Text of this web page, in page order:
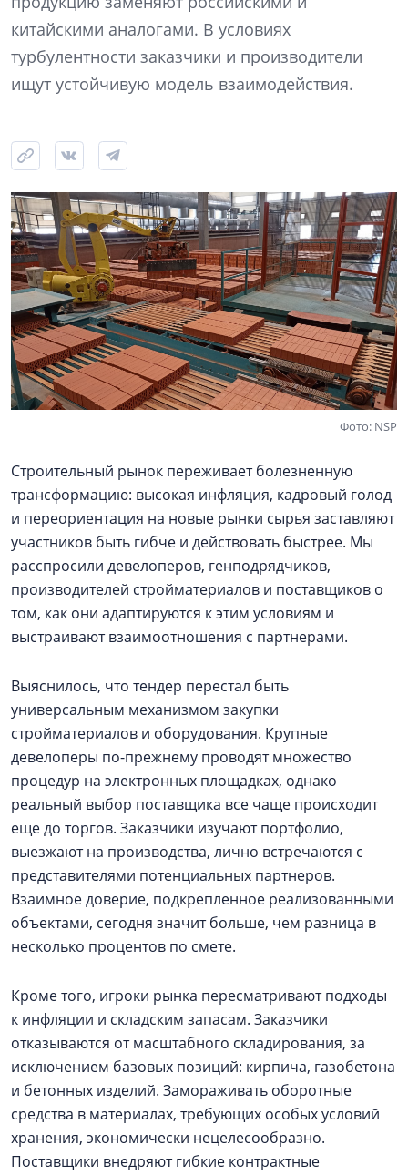
китайскими аналогами. В условиях
турбулентности заказчики и производители
ищут устойчивую модель взаимодействия.
Фото: NSP
Строительный рынок переживает болезненную
трансформацию: высокая инфляция, кадровый голод
и переориентация на новые рынки сырья заставляют
участников быть гибче и действовать быстрее. Мы
расспросили девелоперов, генподрядчиков,
производителей стройматериалов и поставщиков о
том, как они адаптируются к этим условиям и
выстраивают взаимоотношения с партнерами.
Выяснилось, что тендер перестал быть
универсальным механизмом закупки
стройматериалов и оборудования. Крупные
девелоперы по-прежнему проводят множество
процедур на электронных площадках, однако
реальный выбор поставщика все чаще происходит
еще до торгов. Заказчики изучают портфолио,
выезжают на производства, лично встречаются с
представителями потенциальных партнеров.
Взаимное доверие, подкрепленное реализованными
объектами, сегодня значит больше, чем разница в
несколько процентов по смете.
Кроме того, игроки рынка пересматривают подходы
к инфляции и складским запасам. Заказчики
отказываются от масштабного складирования, за
исключением базовых позиций: кирпича, газобетона
и бетонных изделий. Замораживать оборотные
средства в материалах, требующих особых условий
хранения, экономически нецелесообразно.
Поставщики внедряют гибкие контрактные